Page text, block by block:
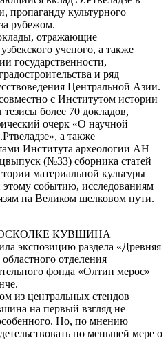
пропаганду культурного
рубежом.
отражающие
ученого, а также
государственности,
и ряд
Центральной Азии.
с Институтом истории
более 70 докладов,
очерк «О научной
а также
Института археологии АН
(№33) сборника статей
материальной культуры
событию, исследованиям
на Великом шелковом пути.
КУВШИНА
экспозицию раздела «Древняя
отделения
фонда «Олтин мерос»
из центральных стендов
на первый взгляд не
Но, по мнению
по меньшей мере о